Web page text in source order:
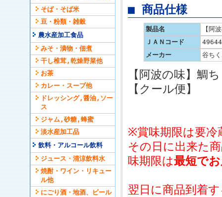
そば・そば米
豆・粉類・雑穀
農水産加工食品
みそ・漬物・佃煮
干し椎茸,乾燥野菜他
お茶
カレー・スープ他
ドレッシング,醤油,ソー
ス
ジャム,砂糖,蜂蜜
淡水産加工品
飲料・アルコール飲料
ジュース・清涼飲料水
焼酎・ワイン・リキュー
ル他
にごり酒・地酒、ビール
■ 商品仕様
製品名
【阿
ＪＡＮコード
メーカー
谷ち
【阿波の味】鯛
【クール便】
※賞味期限は要冷
その日に出来た
味期限は最短で
翌日に商品到着